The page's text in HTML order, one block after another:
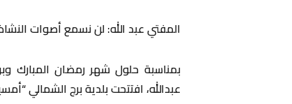
المفتي عبد الله: لن نسمع أصوات النشاذ
بمناسبة حلول شهر رمضان المبارك
عبدالله، افتتحت بلدية برج الشمالي